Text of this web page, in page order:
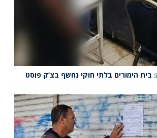
בית הימורים בלתי חוקי נחשף בצ’ק פוסט